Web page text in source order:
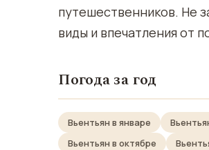
путешественников. Не
виды и впечатления от
Погода за год
Вьентьян в январе
Вьентьян в октябре